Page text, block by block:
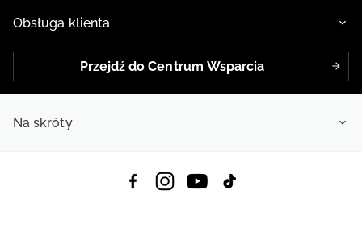
Obsługa klienta
Przejdź do Centrum Wsparcia
Na skróty